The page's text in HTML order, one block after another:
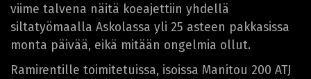
viime talvena näitä koeajettiin yhdellä
siltatyömaalla Askolassa yli 25 asteen pakkasissa
monta päivää, eikä mitään ongelmia ollut.
Ramirentille toimitetuissa, isoissa Manitou 200 ATJ